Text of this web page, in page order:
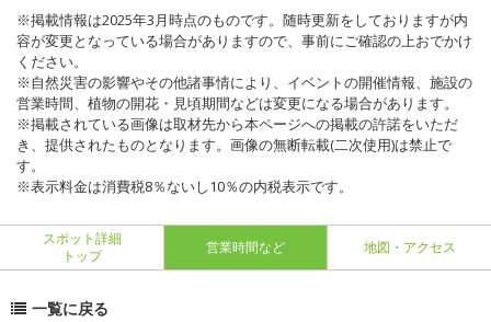
※掲載情報は2025年3月時点のものです。随時更新をしておりますが内
容が変更となっている場合がありますので、事前にご確認の上おでかけ
ください。
※自然災害の影響やその他諸事情により、イベントの開催情報、施設の
営業時間、植物の開花・見頃期間などは変更になる場合があります。
※掲載されている画像は取材先から本ページへの掲載の許諾をいただ
き、提供されたものとなります。画像の無断転載(二次使用)は禁止で
す。
※表示料金は消費税8％ないし10％の内税表示です。
スポット詳細
トップ
営業時間など 地図・アクセス
一覧に戻る